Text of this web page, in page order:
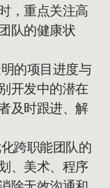
，重点关注高
队的健康状
的项目进度与
开发中的潜在
及时跟进、解
跨职能团队的
、美术、程序